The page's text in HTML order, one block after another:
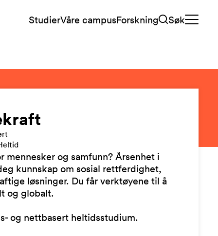
StudierVåre campusForskning Søk
mennesker og samfunn? Årsenhet i
kunnskap om sosial rettferdighet,
løsninger. Du får verktøyene til å
og globalt.
og nettbasert heltidsstudium.